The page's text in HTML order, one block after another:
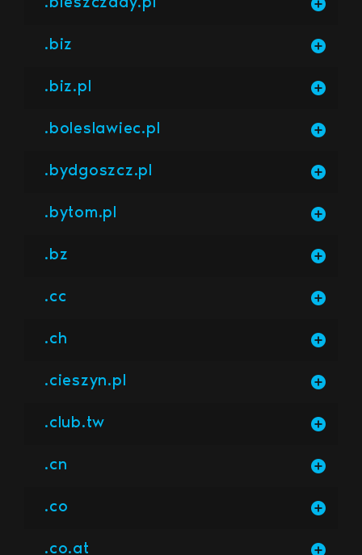
.biz
.biz.pl
.boleslawiec.pl
.bydgoszcz.pl
.bytom.pl
.bz
.cc
.ch
.cieszyn.pl
.club.tw
.cn
.co
.co.at